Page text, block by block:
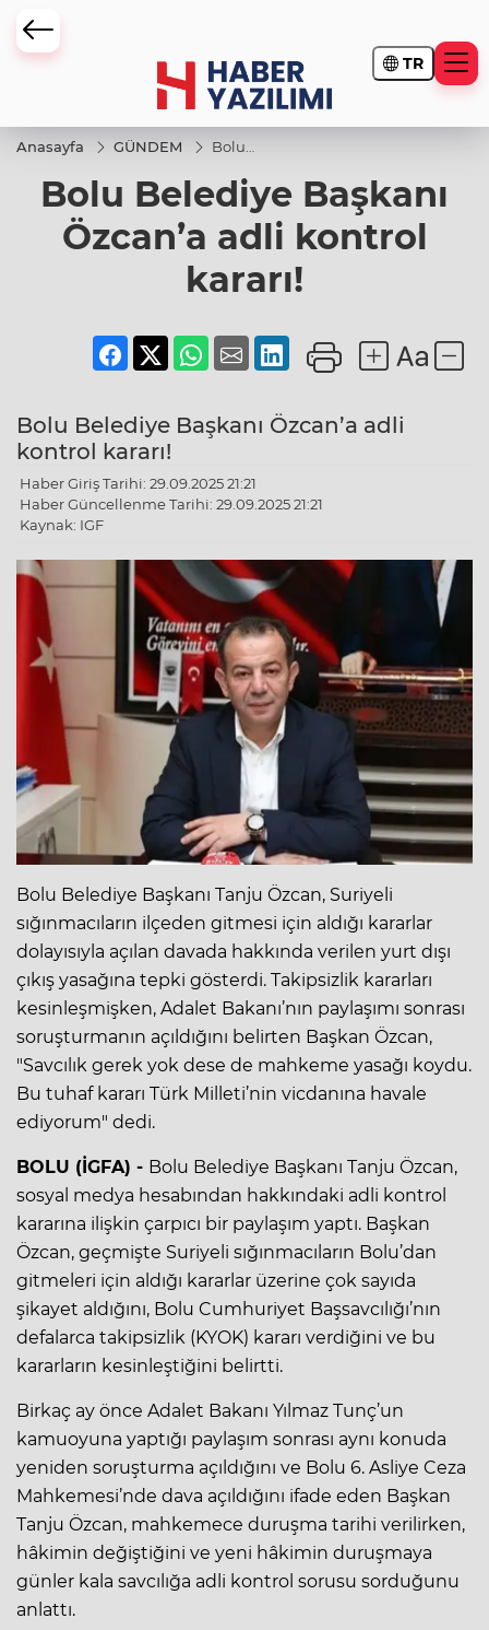
TR
Anasayfa GÜNDEM
Bolu
Başkanı
Özcan’a
kontrol
kararı!
Bolu Belediye Başkanı
Özcan’a adli kontrol
kararı!
Bolu Belediye Başkanı Özcan’a adli
kontrol kararı!
Haber Giriş Tarihi: 29.09.2025 21:21
Haber Güncellenme Tarihi: 29.09.2025 21:21
Kaynak: IGF
Bolu Belediye Başkanı Tanju Özcan, Suriyeli
sığınmacıların ilçeden gitmesi için aldığı kararlar
dolayısıyla açılan davada hakkında verilen yurt dışı
çıkış yasağına tepki gösterdi. Takipsizlik kararları
kesinleşmişken, Adalet Bakanı’nın paylaşımı sonrası
soruşturmanın açıldığını belirten Başkan Özcan,
"Savcılık gerek yok dese de mahkeme yasağı koydu.
Bu tuhaf kararı Türk Milleti’nin vicdanına havale
ediyorum" dedi.
BOLU (İGFA) - Bolu Belediye Başkanı Tanju Özcan,
sosyal medya hesabından hakkındaki adli kontrol
kararına ilişkin çarpıcı bir paylaşım yaptı. Başkan
Özcan, geçmişte Suriyeli sığınmacıların Bolu’dan
gitmeleri için aldığı kararlar üzerine çok sayıda
şikayet aldığını, Bolu Cumhuriyet Başsavcılığı’nın
defalarca takipsizlik (KYOK) kararı verdiğini ve bu
kararların kesinleştiğini belirtti.
Birkaç ay önce Adalet Bakanı Yılmaz Tunç’un
kamuoyuna yaptığı paylaşım sonrası aynı konuda
yeniden soruşturma açıldığını ve Bolu 6. Asliye Ceza
Mahkemesi’nde dava açıldığını ifade eden Başkan
Tanju Özcan, mahkemece duruşma tarihi verilirken,
hâkimin değiştiğini ve yeni hâkimin duruşmaya
günler kala savcılığa adli kontrol sorusu sorduğunu
anlattı.